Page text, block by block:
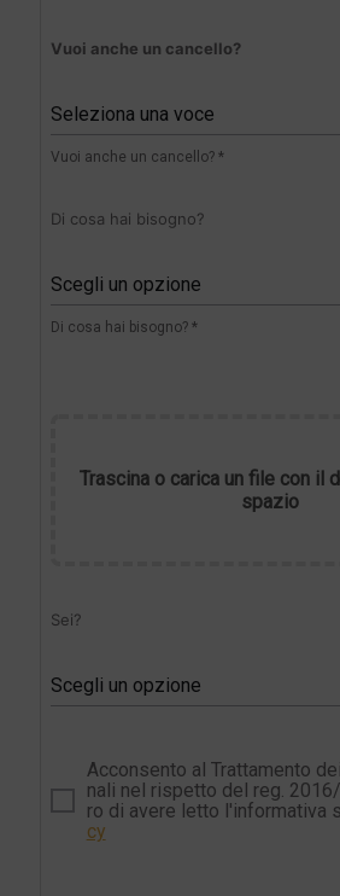
Vuoi anche un cancello?
Seleziona una voce
Vuoi anche un cancello? *
Di cosa hai bisogno?
Scegli un opzione
Di cosa hai bisogno? *
Trascina o carica un file con il
spazio
Sei?
Scegli un opzione
Acconsento al Trattamento
nali nel rispetto del reg.
ro di avere letto l'informativa
cy